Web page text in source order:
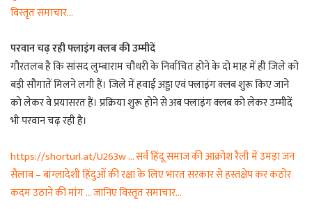
विस्तृत समाचार…
परवान चढ़ रही फ्लाइंग क्लब की उम्मीदें
गौरतलब है कि सांसद लुम्बाराम चौधरी के निर्वाचित होने के दो माह में ही जिले को
बड़ी सौगातें मिलने लगी हैं। जिले में हवाई अड्डा एवं फ्लाइंग क्लब शुरू किए जाने
को लेकर वे प्रयासरत हैं। प्रक्रिया शुरू होने से अब फ्लाइंग क्लब को लेकर उम्मीदें
भी परवान चढ़ रही है।
https://shorturl.at/U263w … सर्व हिंदू समाज की आक्रोश रैली में उमड़ा जन
सैलाब – बांग्लादेशी हिंदुओं की रक्षा के लिए भारत सरकार से हस्तक्षेप कर कठोर
कदम उठाने की मांग … जानिए विस्तृत समाचार…